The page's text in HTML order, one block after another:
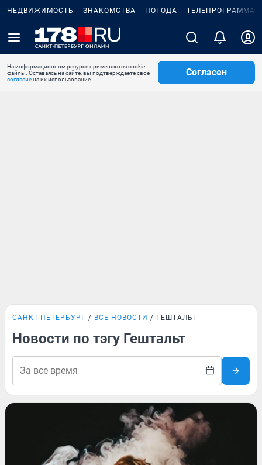
НЕДВИЖИМОСТЬ ЗНАКОМСТВА ПОГОДА ТЕЛЕПРОГРАММА
На информационном ресурсе применяются cookie-
файлы. Оставаясь на сайте, вы подтверждаете свое
согласиена их использование.
Согласен
САНКТ-ПЕТЕРБУРГ ВСЕ НОВОСТИ ГЕШТАЛЬТ
Новости по тэгу Гештальт